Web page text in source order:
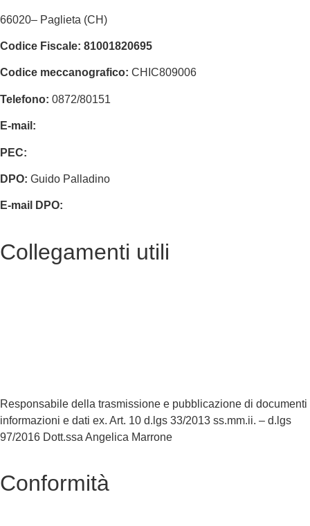
66020– Paglieta (CH)
Codice Fiscale: 81001820695
Codice meccanografico: CHIC809006
Telefono: 0872/80151
E-mail:
PEC:
DPO: Guido Palladino
E-mail DPO:
Collegamenti utili
Responsabile della trasmissione e pubblicazione di documenti
informazioni e dati ex. Art. 10 d.lgs 33/2013 ss.mm.ii. – d.lgs
97/2016 Dott.ssa Angelica Marrone
Conformità